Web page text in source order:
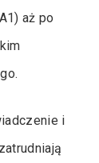
aż po
i